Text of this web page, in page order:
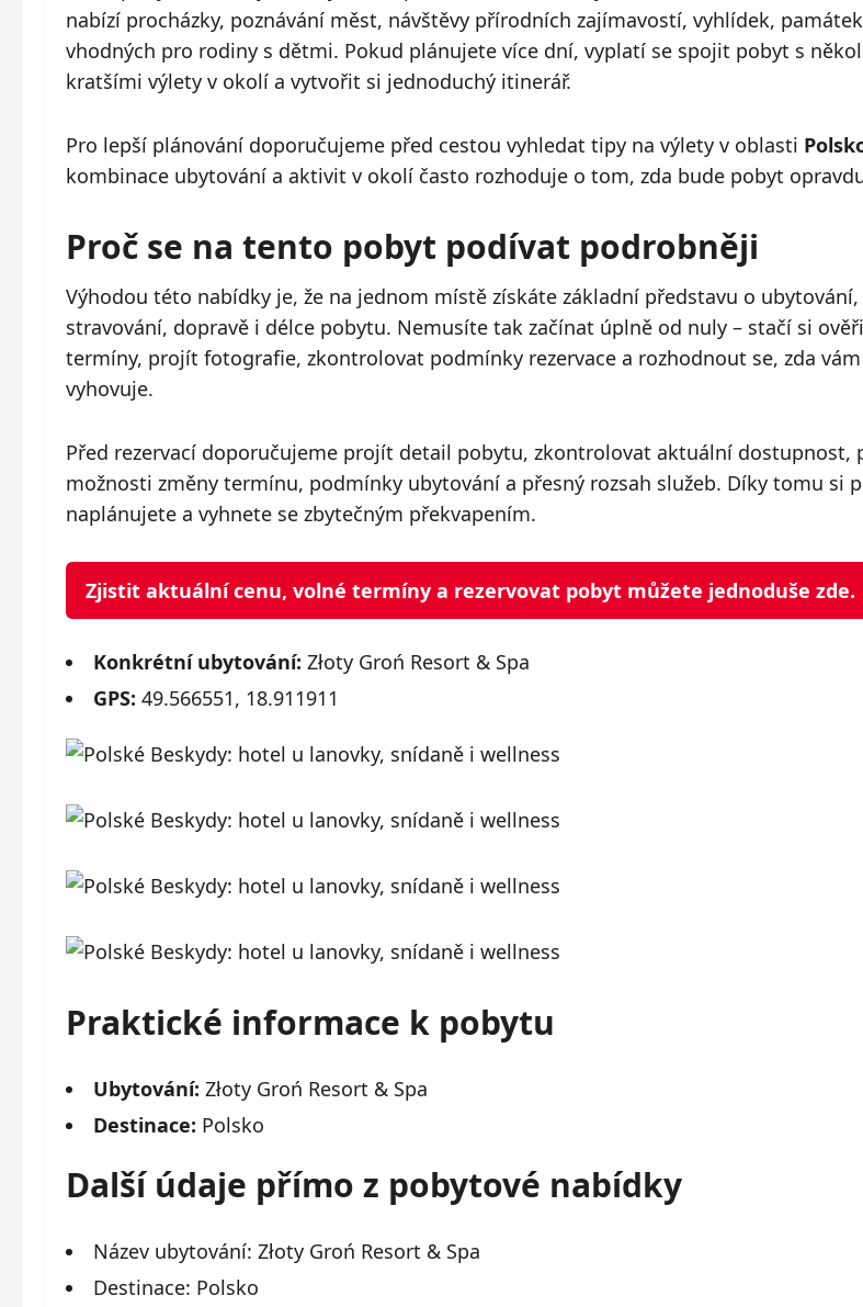
nabízí procházky, poznávání měst, návštěvy přírodních zajímavostí, vyhlídek,
vhodných pro rodiny s dětmi. Pokud plánujete více dní, vyplatí se spojit pobyt s
kratšími výlety v okolí a vytvořit si jednoduchý itinerář.
Pro lepší plánování doporučujeme před cestou vyhledat tipy na výlety v oblasti
kombinace ubytování a aktivit v okolí často rozhoduje o tom, zda bude pobyt
Proč se na tento pobyt podívat podrobněji
Výhodou této nabídky je, že na jednom místě získáte základní představu o
stravování, dopravě i délce pobytu. Nemusíte tak začínat úplně od nuly – stačí si
termíny, projít fotografie, zkontrolovat podmínky rezervace a rozhodnout se, zda
vyhovuje.
Před rezervací doporučujeme projít detail pobytu, zkontrolovat aktuální dostupnost,
možnosti změny termínu, podmínky ubytování a přesný rozsah služeb. Díky tomu si
naplánujete a vyhnete se zbytečným překvapením.
Zjistit aktuální cenu, volné termíny a rezervovat pobyt můžete jednoduše zde.
Konkrétní ubytování: Złoty Groń Resort & Spa
GPS: 49.566551, 18.911911
Praktické informace k pobytu
Ubytování: Złoty Groń Resort & Spa
Destinace: Polsko
Další údaje přímo z pobytové nabídky
Název ubytování: Złoty Groń Resort & Spa
Destinace: Polsko